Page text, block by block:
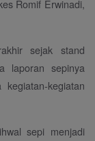
Romif Erwinadi,
sejak stand
laporan sepinya
kegiatan
sepi menjadi